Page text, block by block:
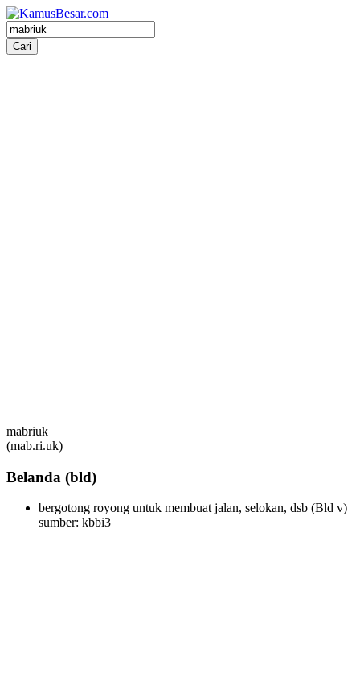
mabriuk
(mab.ri.uk)
Belanda (bld)
bergotong royong untuk membuat jalan, selokan, dsb (Bld v)
sumber: kbbi3